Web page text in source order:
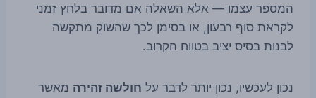
המספר עצמו — אלא השאלה אם מדובר בלחץ זמני
לקראת סוף רבעון, או בסימן לכך שהשוק מתקשה
לבנות בסיס יציב בטווח הקרוב.
נכון לעכשיו, נכון יותר לדבר על חולשה זהירה מאשר